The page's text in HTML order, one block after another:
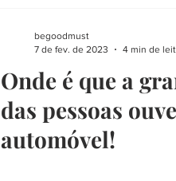
Onde é que a
das pessoas
automóvel!
begoodmust
7 de fev. de 2023
4 min de